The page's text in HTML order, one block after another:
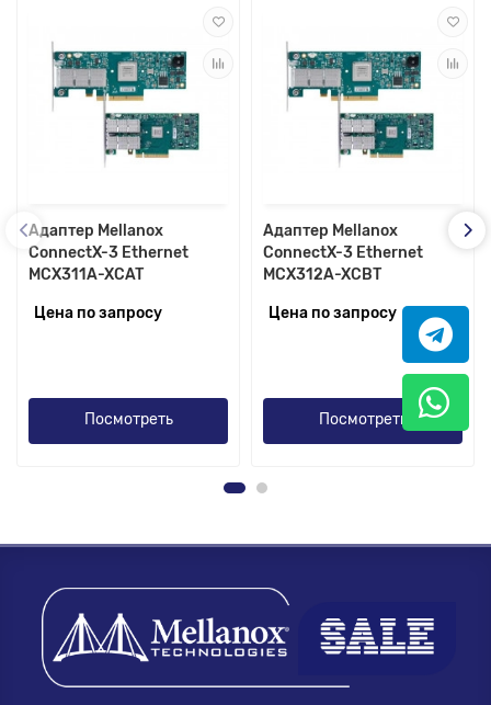
Адаптер Mellanox
ConnectX-3 Ethernet
MCX311A-XCAT
Цена по запросу
Посмотреть
Адаптер Mellanox
ConnectX-3 Ethernet
MCX312A-XCBT
Цена по запросу
Посмотреть